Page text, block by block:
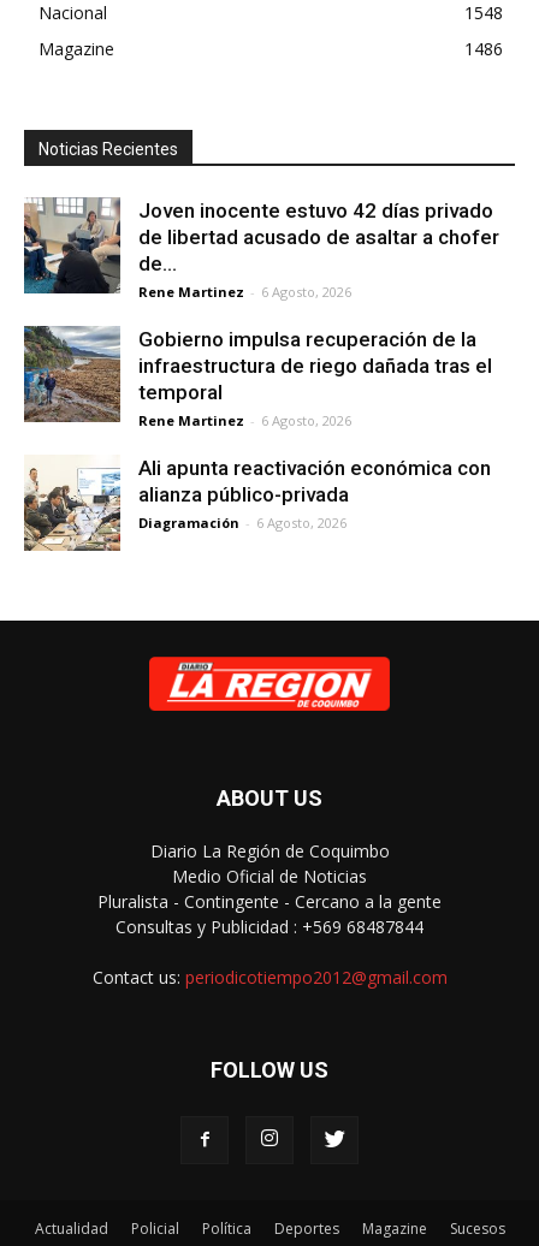
Nacional
1548
Magazine
1486
Noticias Recientes
Joven inocente estuvo 42 días privado
de libertad acusado de asaltar a chofer
de...
Rene Martinez - 6 Agosto, 2026
Gobierno impulsa recuperación de la
infraestructura de riego dañada tras el
temporal
Rene Martinez - 6 Agosto, 2026
Ali apunta reactivación económica con
alianza público-privada
Diagramación - 6 Agosto, 2026
ABOUT US
Diario La Región de Coquimbo
Medio Oficial de Noticias
Pluralista - Contingente - Cercano a la gente
Consultas y Publicidad : +569 68487844
Contact us: periodicotiempo2012@gmail.com
FOLLOW US
Actualidad Policial Política Deportes Magazine Sucesos